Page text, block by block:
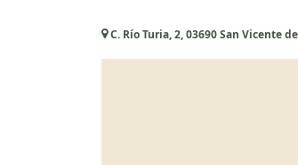
C. Río Turia, 2, 03690 San Vicente